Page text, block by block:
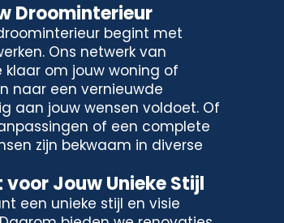
Droominterieur
begint met
Ons netwerk van
om jouw woning of
naar een vernieuwde
aan jouw wensen voldoet. Of
of een complete
zijn bekwaam in diverse
Jouw Unieke Stijl
een unieke stijl en visie